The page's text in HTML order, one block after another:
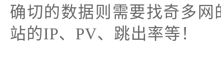
确切的数据则需要找奇多
站的IP、PV、跳出率等！